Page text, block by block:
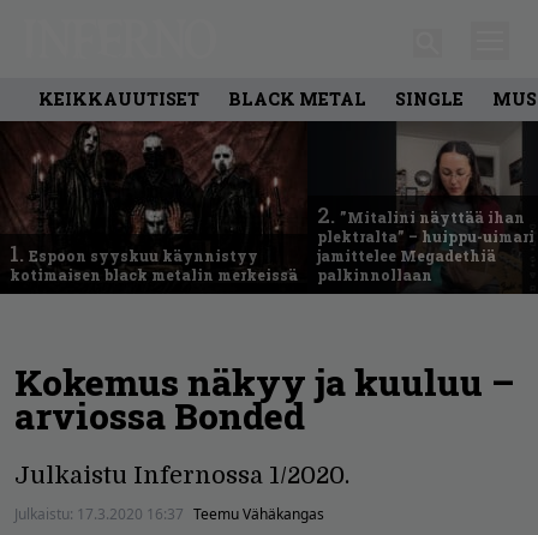
KEIKKAUUTISET BLACK METAL SINGLE
1. Espoon syyskuu käynnistyy
kotimaisen black metalin merkeissä
2. ”Mitalini näyttää ihan
plektralta” – huippu-uimari
jamittelee Megadethiä
palkinnollaan
Kokemus näkyy ja kuuluu –
arviossa Bonded
Julkaistu Infernossa 1/2020.
Julkaistu: 17.3.2020 16:37 Teemu Vähäkangas